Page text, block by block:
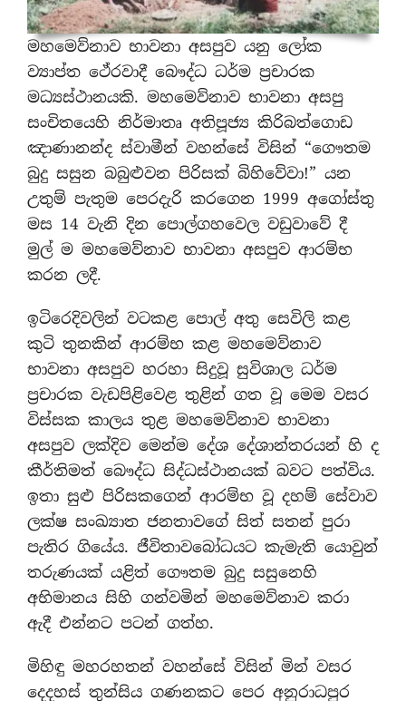
මහමෙව්නාව භාවනා අසපුව යනු ලෝක
ව්‍යාප්ත ථේරවාදී බෞද්ධ ධර්ම ප්‍රචාරක
මධ්‍යස්ථානයකි. මහමෙව්නාව භාවනා අසපු
සංචිතයෙහි නිර්මාතෘ අතිපූජ්‍ය කිරිබත්ගොඩ
ඤාණානන්ද ස්වාමීන් වහන්සේ විසින් “ගෞතම
බුදු සසුන බබුළුවන පිරිසක් බිහිවේවා!” යන
උතුම් පැතුම පෙරදැරි කරගෙන 1999 අගෝස්තු
මස 14 වැනි දින පොල්ගහවෙල වඩුවාවේ දී
මුල් ම මහමෙව්නාව භාවනා අසපුව ආරම්භ
කරන ලදී.
ඉටිරෙදිවලින් වටකළ පොල් අතු සෙවිලි කළ
කුටි තුනකින් ආරම්භ කළ මහමෙව්නාව
භාවනා අසපුව හරහා සිදුවූ සුවිශාල ධර්ම
ප්‍රචාරක වැඩපිළිවෙළ තුළින් ගත වූ මෙම වසර
විස්සක කාලය තුළ මහමෙව්නාව භාවනා
අසපුව ලක්දිව මෙන්ම දේශ දේශාන්තරයන් හි ද
කීර්තිමත් බෞද්ධ සිද්ධස්ථානයක් බවට පත්විය.
ඉතා සුළු පිරිසකගෙන් ආරම්භ වූ දහම් සේවාව
ලක්ෂ සංඛ්‍යාත ජනතාවගේ සිත් සතන් පුරා
පැතිර ගියේය. ජීවිතාවබෝධයට කැමැති යොවුන්
තරුණයක් යළිත් ගෞතම බුදු සසුනෙහි
අභිමානය සිහි ගන්වමින් මහමෙව්නාව කරා
ඇදී එන්නට පටන් ගත්හ.
මිහිඳු මහරහතන් වහන්සේ විසින් මින් වසර
දෙදහස් තුන්සිය ගණනකට පෙර අනුරාධපුර